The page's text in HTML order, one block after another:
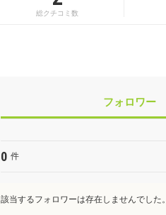
総クチコミ数
フォロワー
0 件
該当するフォロワーは存在しませんでした。